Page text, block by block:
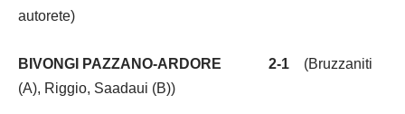
autorete)
BIVONGI PAZZANO-ARDORE 2-1
(Bruzzaniti
(A), Riggio, Saadaui (B))